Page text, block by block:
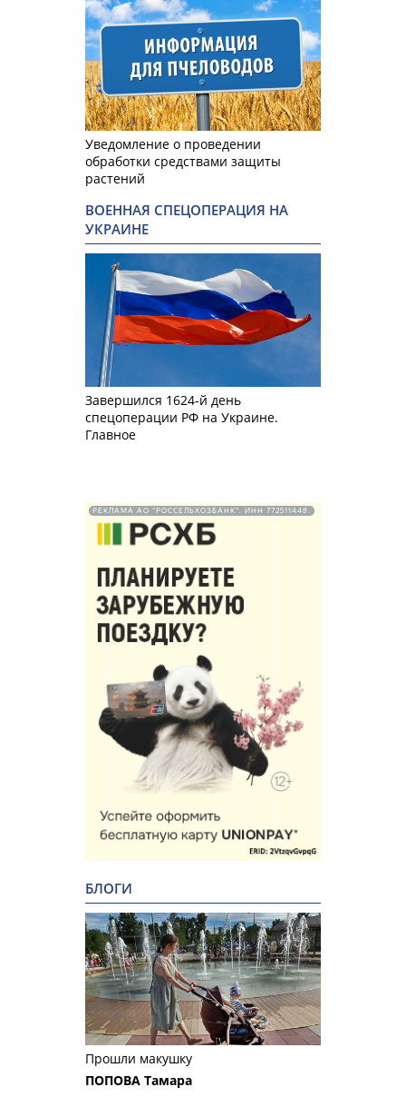
Уведомление о проведении
обработки средствами защиты
растений
ВОЕННАЯ СПЕЦОПЕРАЦИЯ НА
УКРАИНЕ
Завершился 1624-й день
спецоперации РФ на Украине.
Главное
РЕКЛАМА АО "РОССЕЛЬХОЗБАНК". ИНН 772511448.
БЛОГИ
Прошли макушку
ПОПОВА Тамара